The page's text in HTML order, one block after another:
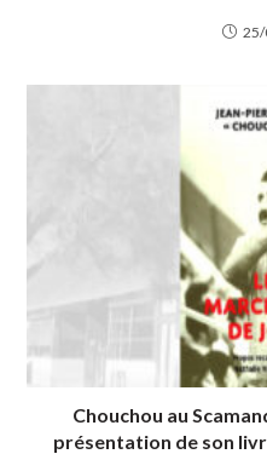
25/
Chouchou au
présentation de son